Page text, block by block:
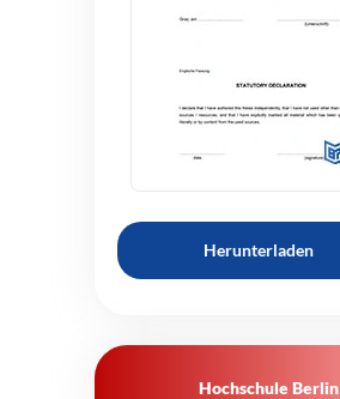
Herunterladen
Hochschule Berlin